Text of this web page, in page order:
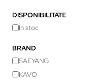
DISPONIBILITATE
În stoc
BRAND
SAEYANG
KAVO